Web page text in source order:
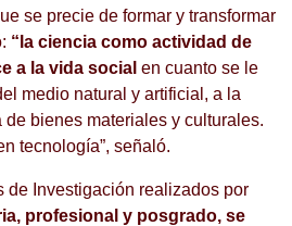
se precie de formar y transformar
“la ciencia como actividad de
a la vida social en cuanto se le
medio natural y artificial, a la
bienes materiales y culturales.
tecnología”, señaló.
de Investigación realizados por
profesional y posgrado, se